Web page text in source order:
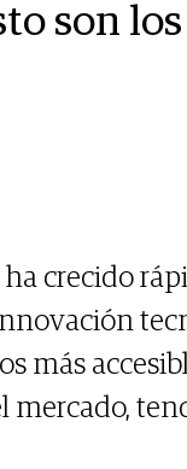
son los
crecido
más